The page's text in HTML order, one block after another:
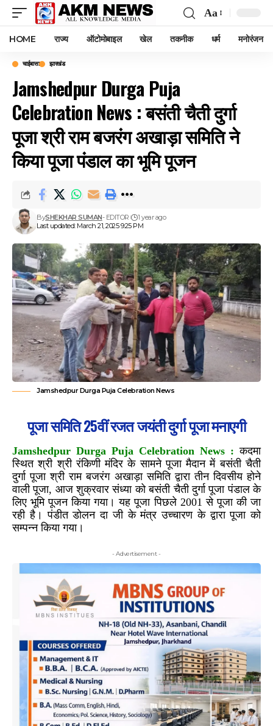
Font
Aa
HOME राज्य ऑटोमोबाइल खेल तकनीक धर्म मनोरंजन
चाईबासा झारखंड
Jamshedpur Durga Puja
Celebration News : बसंती चैती दुर्गा
पूजा श्री राम बजरंग अखाड़ा समिति ने
किया पूजा पंडाल का भूमि पूजन
Last updated: March 21, 2025 9:25 PM
BySHEKHAR SUMAN- EDITOR 1 year ago
Jamshedpur Durga Puja Celebration News
पूजा समिति 25वीं रजत जयंती दुर्गा पूजा मनाएगी
Jamshedpur Durga Puja Celebration News : कदमा
स्थित श्री श्री रंकिणी मंदिर के सामने पूजा मैदान में बसंती चैती
दुर्गा पूजा श्री राम बजरंग अखाड़ा समिति द्वारा तीन दिवसीय होने
वाली पूजा, आज शुक्रवार संध्या को बसंती चैती दुर्गा पूजा पंडाल के
लिए भूमि पूजन किया गया। यह पूजा पिछले 2001 से पूजा की जा
रही है। पंडीत डोलन दा जी के मंत्र उच्चारण के द्वारा पूजा को
सम्पन्न किया गया।
- Advertisement -